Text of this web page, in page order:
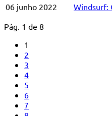
06 junho 2022
Windsurf:
Pág. 1 de 8
1
2
3
4
5
6
7